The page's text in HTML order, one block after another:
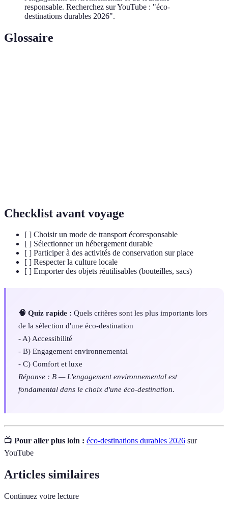
responsable. Recherchez sur YouTube : "éco-
destinations durables 2026".
Glossaire
Checklist avant voyage
[ ] Choisir un mode de transport écoresponsable
[ ] Sélectionner un hébergement durable
[ ] Participer à des activités de conservation sur place
[ ] Respecter la culture locale
[ ] Emporter des objets réutilisables (bouteilles, sacs)
🧠 Quiz rapide : Quels critères sont les plus importants lors
de la sélection d'une éco-destination
- A) Accessibilité
- B) Engagement environnemental
- C) Comfort et luxe
Réponse : B — L'engagement environnemental est
fondamental dans le choix d'une éco-destination.
📺 Pour aller plus loin : éco-destinations durables 2026 sur
YouTube
Articles similaires
Continuez votre lecture